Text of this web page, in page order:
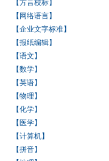
【方言校标】
【网络语言】
【企业文字标准】
【报纸编辑】
【语文】
【数学】
【英语】
【物理】
【化学】
【医学】
【计算机】
【拼音】